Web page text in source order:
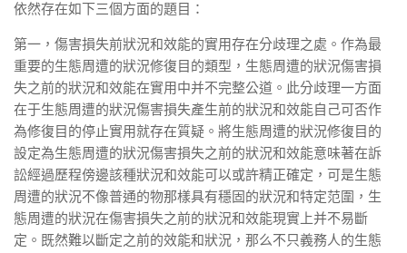
依然存在如下三個方面的題目：
第一，傷害損失前狀況和效能的實用存在分歧理之處。作為最
重要的生態周遭的狀況修復目的類型，生態周遭的狀況傷害損
失之前的狀況和效能在實用中并不完整公道。此分歧理一方面
在于生態周遭的狀況傷害損失產生前的狀況和效能自己可否作
為修復目的停止實用就存在質疑。將生態周遭的狀況修復目的
設定為生態周遭的狀況傷害損失之前的狀況和效能意味著在訴
訟經過歷程傍邊該種狀況和效能可以或許精正確定，可是生態
周遭的狀況不像普通的物那樣具有穩固的狀況和特定范圍，生
態周遭的狀況在傷害損失之前的狀況和效能現實上并不易斷
定。既然難以斷定之前的效能和狀況，那么不只義務人的生態